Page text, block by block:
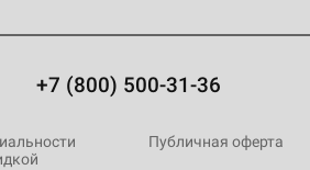
+7 (800) 500-31-36
Публичная оферта